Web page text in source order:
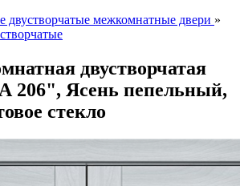
двустворчатые межкомнатные двери »
двустворчатая
Ясень пепельный,
стекло